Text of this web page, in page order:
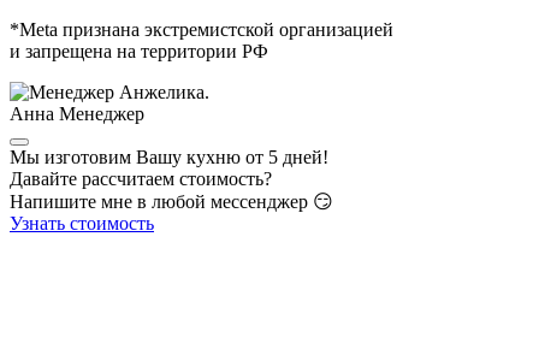
*Meta признана экстремистской организацией
и запрещена на территории РФ
Анна Менеджер
Мы изготовим Вашу кухню от 5 дней!
Давайте рассчитаем стоимость?
Напишите мне в любой мессенджер 😏
Узнать стоимость